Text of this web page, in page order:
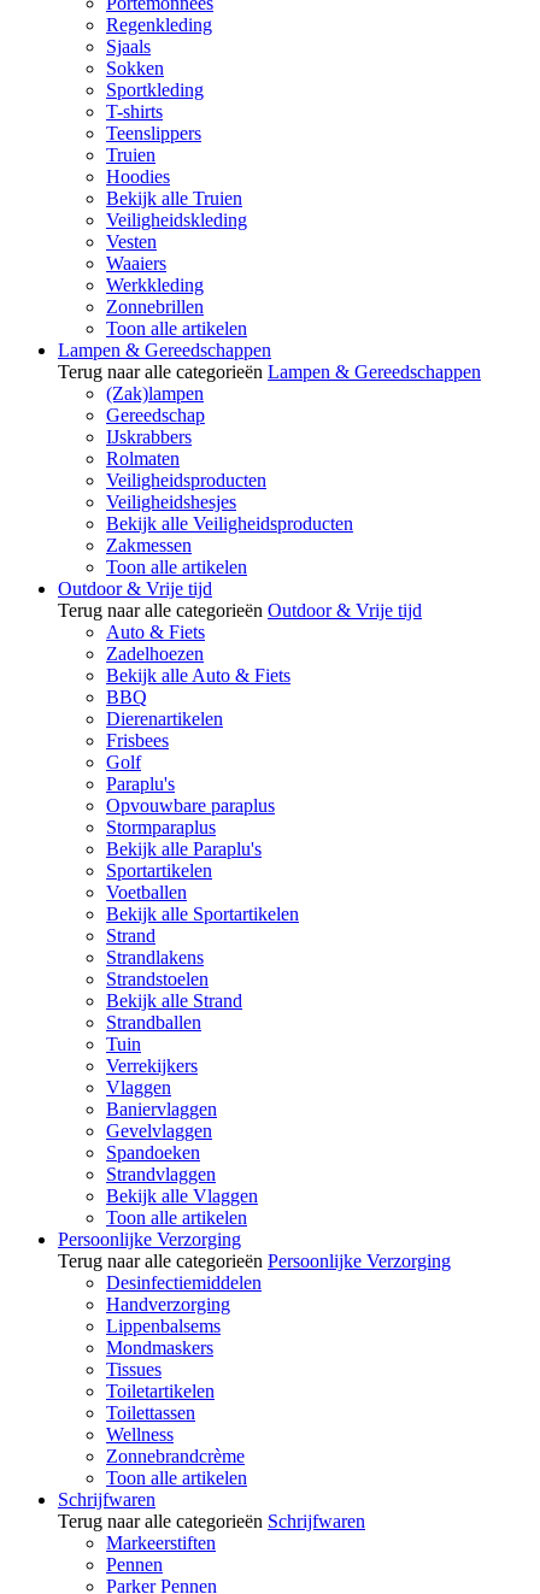
Regenkleding
Sjaals
Sokken
Sportkleding
T-shirts
Teenslippers
Truien
Hoodies
Bekijk alle Truien
Veiligheidskleding
Vesten
Waaiers
Werkkleding
Zonnebrillen
Toon alle artikelen
Lampen & Gereedschappen
Terug naar alle categorieën Lampen & Gereedschappen
(Zak)lampen
Gereedschap
IJskrabbers
Rolmaten
Veiligheidsproducten
Veiligheidshesjes
Bekijk alle Veiligheidsproducten
Zakmessen
Toon alle artikelen
Outdoor & Vrije tijd
Terug naar alle categorieën Outdoor & Vrije tijd
Auto & Fiets
Zadelhoezen
Bekijk alle Auto & Fiets
BBQ
Dierenartikelen
Frisbees
Golf
Paraplu's
Opvouwbare paraplus
Stormparaplus
Bekijk alle Paraplu's
Sportartikelen
Voetballen
Bekijk alle Sportartikelen
Strand
Strandlakens
Strandstoelen
Bekijk alle Strand
Strandballen
Tuin
Verrekijkers
Vlaggen
Baniervlaggen
Gevelvlaggen
Spandoeken
Strandvlaggen
Bekijk alle Vlaggen
Toon alle artikelen
Persoonlijke Verzorging
Terug naar alle categorieën Persoonlijke Verzorging
Desinfectiemiddelen
Handverzorging
Lippenbalsems
Mondmaskers
Tissues
Toiletartikelen
Toilettassen
Wellness
Zonnebrandcrème
Toon alle artikelen
Schrijfwaren
Terug naar alle categorieën Schrijfwaren
Markeerstiften
Pennen
Parker Pennen